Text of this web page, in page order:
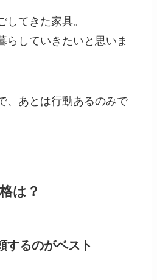
してきた家具。
らしていきたいと思いま
、あとは行動あるのみで
は？
するのがベスト